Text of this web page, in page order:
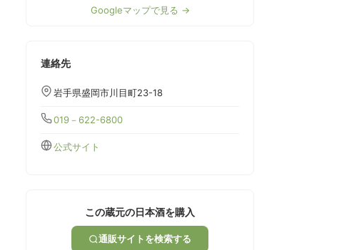
Googleマップで見る →
連絡先
岩手県盛岡市川目町23-18
019－622-6800
公式サイト
この蔵元の日本酒を購入
通販サイトを検索する